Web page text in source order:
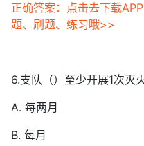
正确答案：点击去下载
题、刷题、练习哦>>
6.支队（）至少开展1次灭
A. 每两月
B. 每月